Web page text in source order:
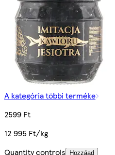
A kategória többi terméke
2599 Ft
12 995 Ft/kg
Quantity controls
Hozzáad